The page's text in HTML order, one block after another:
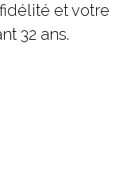
et votre
32 ans.